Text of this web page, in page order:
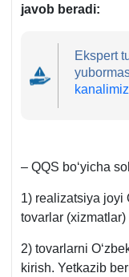
javob beradi:
Ekspert
– QQS boʻyicha
1) realizatsiya joyi
tovarlar
2) tovarlarni
kirish. Yetkazib